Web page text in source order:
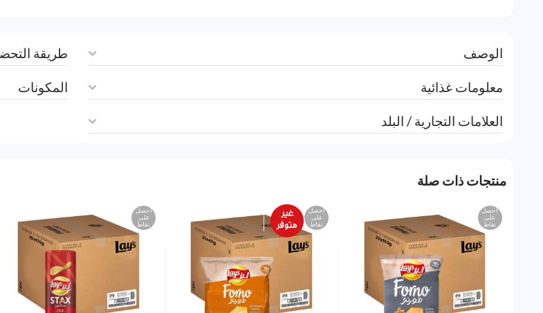
الوصف
معلومات غذائية
العلامات التجارية / البلد
طريقة
المكونات
منتجات ذات صلة
احصل
على
نقاط
احصل
على
نقاط
احصل
على
نقاط